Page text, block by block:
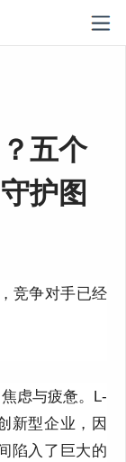
五个
护图
竞争对手已经
虑与疲惫。L-
新型企业，因
陷入了巨大的